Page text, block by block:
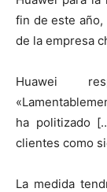
fin de este
de la empresa
Huawei
ha politizado
clientes como
La medida